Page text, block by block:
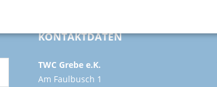
KONTAKTDATEN
TWC Grebe e.K.
Am Faulbusch 1